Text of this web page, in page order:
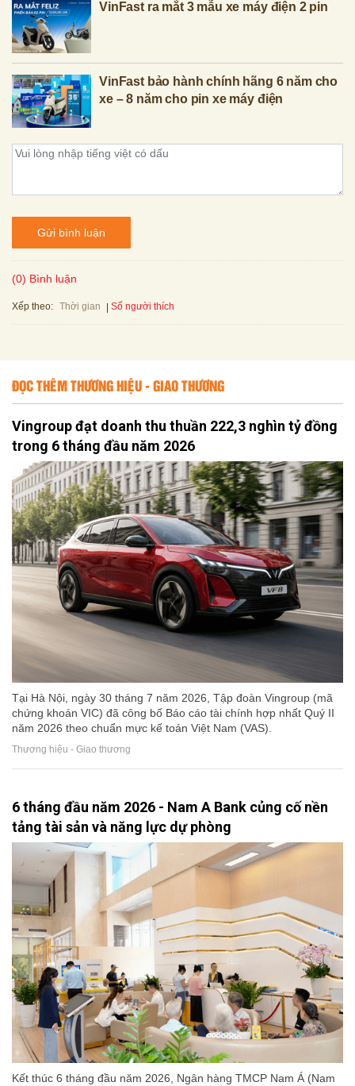
VinFast ra mắt 3 mẫu xe máy điện 2 pin
VinFast bảo hành chính hãng 6 năm cho
xe – 8 năm cho pin xe máy điện
Gửi bình luận
(0) Bình luận
Xếp theo: Thời gian Số người thích
ĐỌC THÊM THƯƠNG HIỆU - GIAO THƯƠNG
Vingroup đạt doanh thu thuần 222,3 nghìn tỷ đồng
trong 6 tháng đầu năm 2026
Tại Hà Nội, ngày 30 tháng 7 năm 2026, Tập đoàn Vingroup (mã
chứng khoán VIC) đã công bố Báo cáo tài chính hợp nhất Quý II
năm 2026 theo chuẩn mực kế toán Việt Nam (VAS).
Thương hiệu - Giao thương
6 tháng đầu năm 2026 - Nam A Bank củng cố nền
tảng tài sản và năng lực dự phòng
Kết thúc 6 tháng đầu năm 2026, Ngân hàng TMCP Nam Á (Nam